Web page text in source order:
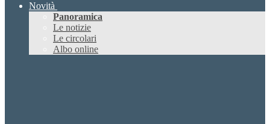
Novità
Panoramica
Le notizie
Le circolari
Albo online